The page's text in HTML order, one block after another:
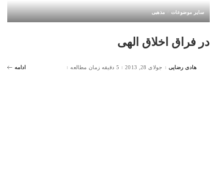
سایر موضوعات مذهبی
در فراق اخلاق الهی
Postedهادی رضایی جولای 28, 2013 5 دقیقه زمان مطالعه ادامه